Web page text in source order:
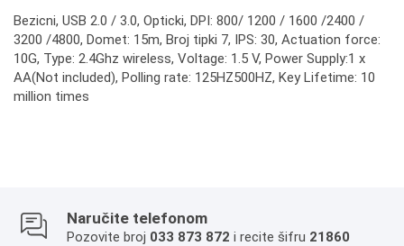
Bezicni, USB 2.0 / 3.0, Opticki, DPI: 800/ 1200 / 1600 /2400 /
3200 /4800, Domet: 15m, Broj tipki 7, IPS: 30, Actuation force:
10G, Type: 2.4Ghz wireless, Voltage: 1.5 V, Power Supply:1 x
AA(Not included), Polling rate: 125HZ500HZ, Key Lifetime: 10
million times
Naručite telefonom
Pozovite broj 033 873 872 i recite šifru 21860